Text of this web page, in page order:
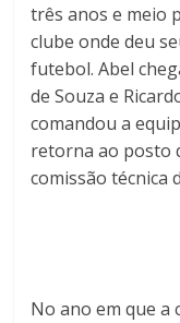
três anos e meio
clube onde deu
futebol. Abel
de Souza e
comandou a
retorna ao posto
comissão técnica
No ano em que